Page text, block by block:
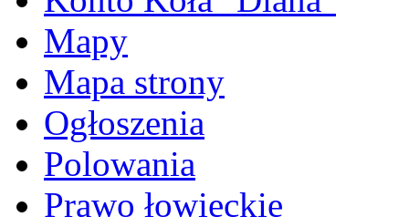
Mapy
Mapa strony
Ogłoszenia
Polowania
Prawo łowieckie